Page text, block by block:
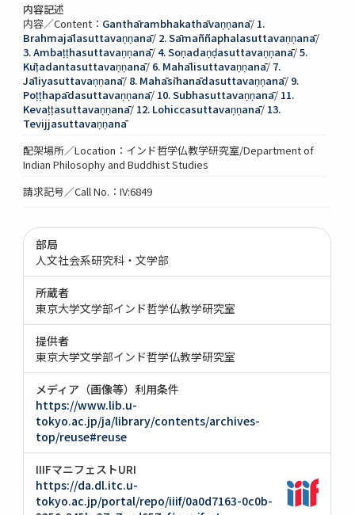
内容記述
内容／Content： Ganthārambhakathāvaṇṇanā/ 1.
Brahmajālasuttavaṇṇanā/ 2. Sāmaññaphalasuttavaṇṇanā/
3. Ambaṭṭhasuttavaṇṇanā/ 4. Soṇadaṇḍasuttavaṇṇanā/5.
Kūṭadantasuttavaṇṇanā/ 6. Mahālisuttavaṇṇanā/ 7.
Jāliyasuttavaṇṇanā/ 8. Mahāsīhanādasuttavaṇṇanā/ 9.
Poṭṭhapādasuttavaṇṇanā/ 10. Subhasuttavaṇṇanā/ 11.
Kevaṭṭasuttavaṇṇanā/ 12. Lohiccasuttavaṇṇanā/ 13.
Tevijjasuttavaṇṇanā
配架場所／Location：インド哲学仏教学研究室/Department of
Indian Philosophy and Buddhist Studies
請求記号／Call No.：IV:6849
部局
人文社会系研究科・文学部
所蔵者
東京大学文学部インド哲学仏教学研究室
提供者
東京大学文学部インド哲学仏教学研究室
メディア（画像等）利用条件
https://www.lib.u-
tokyo.ac.jp/ja/library/contents/archives-
top/reuse#reuse
IIIFマニフェストURI
https://da.dl.itc.u-
tokyo.ac.jp/portal/repo/iiif/0a0d7163-0c0b-